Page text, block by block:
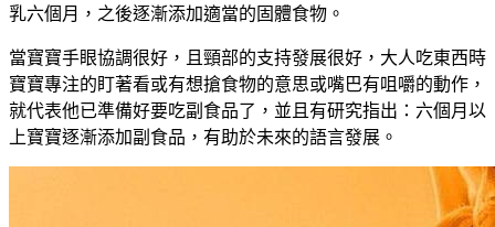
乳六個月，之後逐漸添加適當的固體食物。
當寶寶手眼協調很好，且頸部的支持發展很好，大人吃東西時
寶寶專注的盯著看或有想搶食物的意思或嘴巴有咀嚼的動作，
就代表他已準備好要吃副食品了，並且有研究指出：六個月以
上寶寶逐漸添加副食品，有助於未來的語言發展。